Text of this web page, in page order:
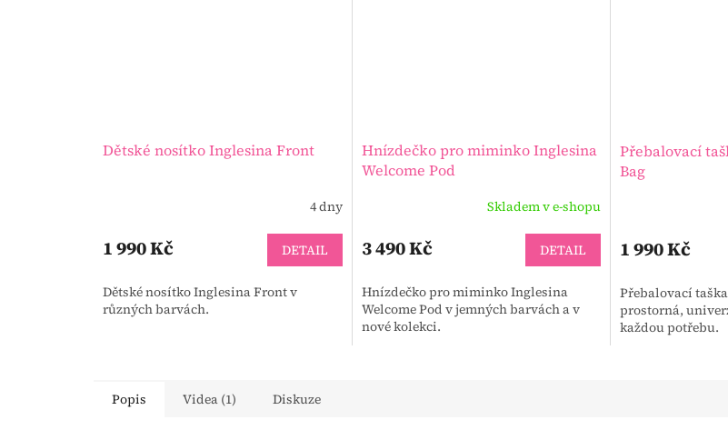
Dětské nosítko Inglesina Front
4 dny
1 990 Kč DETAIL
Dětské nosítko Inglesina Front v
různých barvách.
Hnízdečko pro miminko Inglesina
Welcome Pod
Skladem v e-shopu
3 490 Kč DETAIL
Hnízdečko pro miminko Inglesina
Welcome Pod v jemných barvách a v
nové kolekci.
Přebalovací
Bag
1 990 Kč
Přebalovací
prostorná,
každou potřebu.
Popis Videa (1) Diskuze